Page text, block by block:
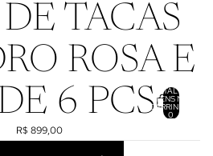
TOTAL DE
ITENS NO
CARRINHO:
0
TACAS
ROSA E
6 PCS
R$ 899,00